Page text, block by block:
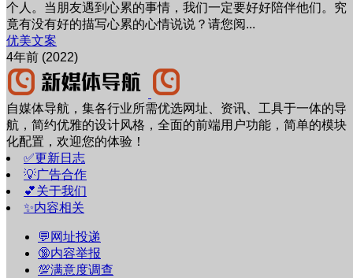
个人。当朋友遇到心累的事情，我们一定要好好陪伴他们。究
竟有没有好的描写心累的心情说说？请您阅...
优美文案
4年前 (2022)
自媒体导航，集各行业所需优选网址、资讯、工具于一体的导
航，简约优雅的设计风格，全面的前端用户功能，简单的模块
化配置，欢迎您的体验！
✅更新日志
💡广告合作
💕关于我们
✨内容相关
💬网址投递
🔞内容举报
💯满意度调查